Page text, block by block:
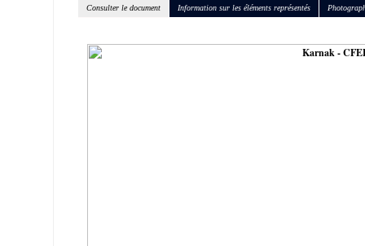
Consulter le document Information sur les éléments représentés